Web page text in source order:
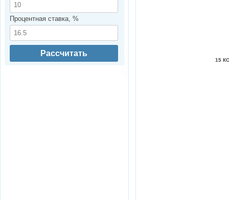
15
Процентная ставка, %
Рассчитать